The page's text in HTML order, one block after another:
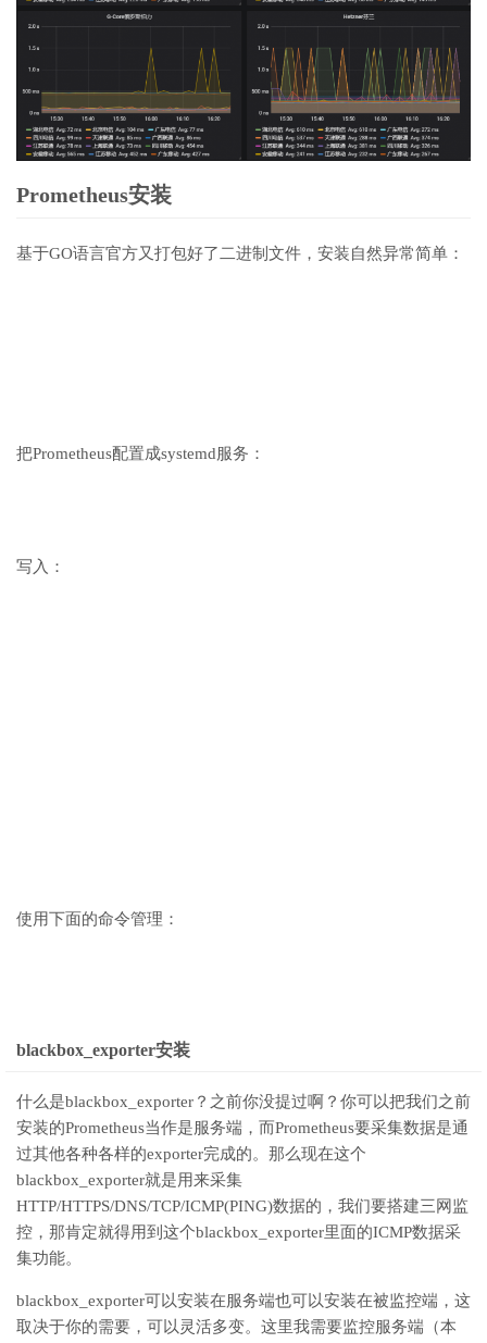
Prometheus安装
基于GO语言官方又打包好了二进制文件，安装自然异常简单：
把Prometheus配置成systemd服务：
写入：
使用下面的命令管理：
blackbox_exporter安装
什么是blackbox_exporter？之前你没提过啊？你可以把我们之前
安装的Prometheus当作是服务端，而Prometheus要采集数据是通
过其他各种各样的exporter完成的。那么现在这个
blackbox_exporter就是用来采集
HTTP/HTTPS/DNS/TCP/ICMP(PING)数据的，我们要搭建三网监
控，那肯定就得用到这个blackbox_exporter里面的ICMP数据采
集功能。
blackbox_exporter可以安装在服务端也可以安装在被监控端，这
取决于你的需要，可以灵活多变。这里我需要监控服务端（本